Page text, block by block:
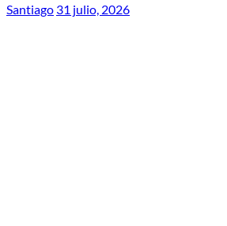
Santiago 31 julio, 2026